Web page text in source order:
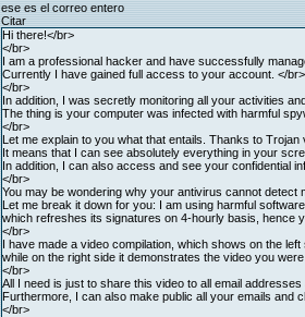
ese es el correo entero
Citar
Hi there!</br>
</br>
I am a professional hacker and have successfully
Currently I have gained full access to your account. </br>
</br>
In addition, I was secretly monitoring all your activities
The thing is your computer was infected with harmful
</br>
Let me explain to you what that entails. Thanks to
It means that I can see absolutely everything in your
In addition, I can also access and see your confidential
</br>
You may be wondering why your antivirus cannot detect
Let me break it down for you: I am using harmful
which refreshes its signatures on 4-hourly basis, hence
</br>
I have made a video compilation, which shows on the
while on the right side it demonstrates the video you
</br>
All I need is just to share this video to all email
Furthermore, I can also make public all your emails and
</br>